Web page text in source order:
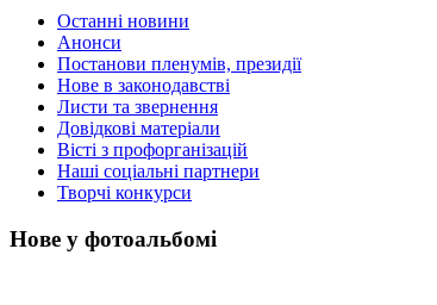
Останні новини
Анонси
Постанови пленумів, президії
Нове в законодавстві
Листи та звернення
Довідкові матеріали
Вісті з профорганізацій
Наші соціальні партнери
Творчі конкурси
Нове у фотоальбомі